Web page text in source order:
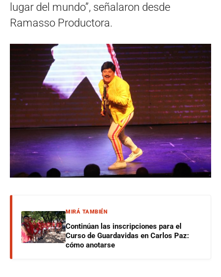
lugar del mundo”, señalaron desde
Ramasso Productora.
MIRÁ TAMBIÉN
Continúan las inscripciones para el
Curso de Guardavidas en Carlos Paz:
cómo anotarse